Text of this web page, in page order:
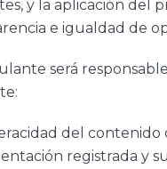
y la aplicación del
e igualdad de
será
del contenido
registrada y